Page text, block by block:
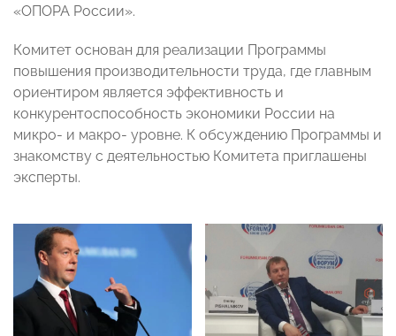
«ОПОРА России».
Комитет основан для реализации Программы
повышения производительности труда, где главным
ориентиром является эффективность и
конкурентоспособность экономики России на
микро- и макро- уровне. К обсуждению Программы и
знакомству с деятельностью Комитета приглашены
эксперты.